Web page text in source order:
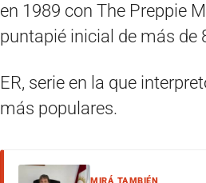
en 1989 con The Preppie
puntapié inicial de más de
ER, serie en la que
más populares.